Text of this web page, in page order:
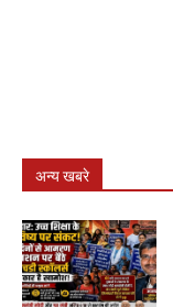
अन्य खबरे